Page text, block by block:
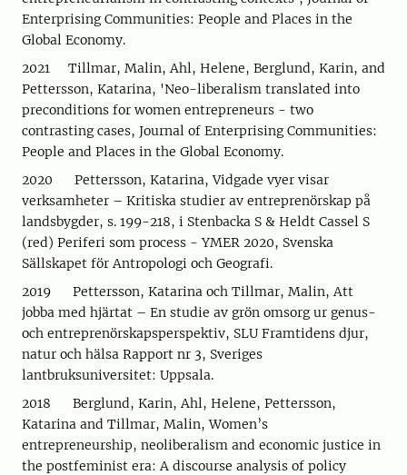
Enterprising Communities: People and Places in the
Global Economy.
2021 Tillmar, Malin, Ahl, Helene, Berglund, Karin, and
Pettersson, Katarina, 'Neo-liberalism translated into
preconditions for women entrepreneurs - two
contrasting cases, Journal of Enterprising Communities:
People and Places in the Global Economy.
2020 Pettersson, Katarina, Vidgade vyer visar
verksamheter – Kritiska studier av entreprenörskap på
landsbygder, s. 199-218, i Stenbacka S & Heldt Cassel S
(red) Periferi som process - YMER 2020, Svenska
Sällskapet för Antropologi och Geografi.
2019 Pettersson, Katarina och Tillmar, Malin, Att
jobba med hjärtat – En studie av grön omsorg ur genus-
och entreprenörskapsperspektiv, SLU Framtidens djur,
natur och hälsa Rapport nr 3, Sveriges
lantbruksuniversitet: Uppsala.
2018 Berglund, Karin, Ahl, Helene, Pettersson,
Katarina and Tillmar, Malin, Women’s
entrepreneurship, neoliberalism and economic justice in
the postfeminist era: A discourse analysis of policy